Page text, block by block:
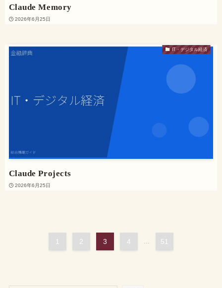
Claude Memory
2026年6月25日
IT・デジタル経済
Claude Projects
2026年6月25日
1 2 3 4 ... 51